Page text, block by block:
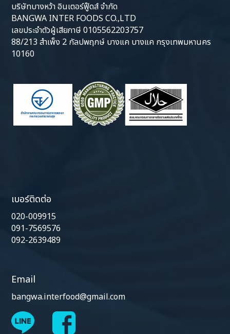
บริษัทบางหว้า อินเตอร์ฟู๊ดส์ จำกัด
BANGWA INTER FOODS CO.,LTD
เลขประจำตัวผู้เสียภาษี 0105562203757
88/213 สำเพ็ง 2 กัลปพฤกษ์ บางแค บางแค กรุงเทพมหานคร
10160
เบอร์ติดต่อ
020-009915
091-7569576
092-2639489
Email
bangwa.interfood@gmail.com